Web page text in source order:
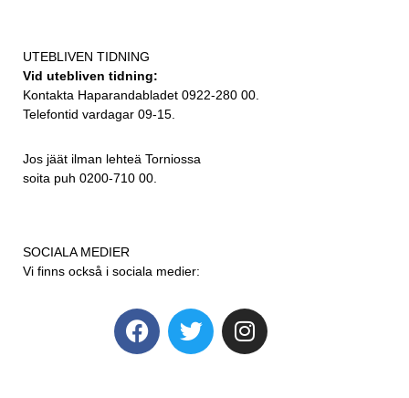
UTEBLIVEN TIDNING
Vid utebliven tidning:
Kontakta Haparandabladet 0922-280 00.
Telefontid vardagar 09-15.
Jos jäät ilman lehteä Torniossa
soita puh 0200-710 00.
SOCIALA MEDIER
Vi finns också i sociala medier: